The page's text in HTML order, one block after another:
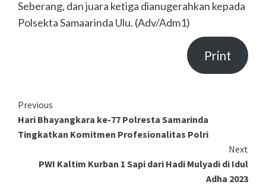
Seberang, dan juara ketiga dianugerahkan kepada
Polsekta Samaarinda Ulu. (Adv/Adm1)
Print
Continue
Reading
Previous
Hari Bhayangkara ke-77 Polresta Samarinda
Tingkatkan Komitmen Profesionalitas Polri
Next
PWI Kaltim Kurban 1 Sapi dari Hadi Mulyadi di Idul
Adha 2023